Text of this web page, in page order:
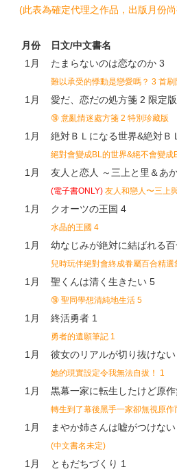
(此表為確定代理之作品，出版月份
月份
日文/中文書名
1月
たまらないのは恋なのか 3
難以承受的悸動是戀愛嗎？ 3 首刷
1月 愛だ、恋だの処方箋 2 限定版
🔞 意亂情迷處方箋 2 特別珍藏版
1月 絶対ＢＬになる世界&絶対Ｂ
絕對會變成BL的世界&絕不會變成
1月 友人と恋人 ～三上と里＆あ
(電子書ONLY) 友人和戀人〜三上
1月 クオーツの王国 4
水晶的王國 4
1月 幼なじみが絶対に結ばれる
兒時玩伴絕對會終成眷屬百合精選
1月 聖くんは清く生きたい 5
🔞 聖同學想清純地生活 5
1月 終活勇者 1
勇者的遺願筆記 1
1月 彼女のリアルが切り抜けない
她的現實設定令我無法自拔！ 1
1月 黒幕一家に転生したけど原
轉生到了幕後黑手一家卻無視原作
1月 まやか姉さんは嘘がつけない
(中文書名未定)
1月 ともだちづくり 1